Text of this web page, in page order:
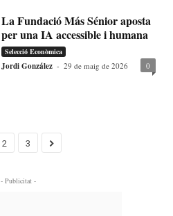
La Fundació Más Sénior aposta
per una IA accessible i humana
Selecció Econòmica
Jordi González - 29 de maig de 2026 0
2 3
- Publicitat -